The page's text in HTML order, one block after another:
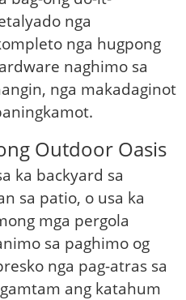
nga
nga hugpong
naghimo sa
nga makadaginot
Outdoor Oasis
ka backyard sa
sa patio, o usa ka
mga pergola
sa paghimo og
nga pag-atras sa
ang katahum